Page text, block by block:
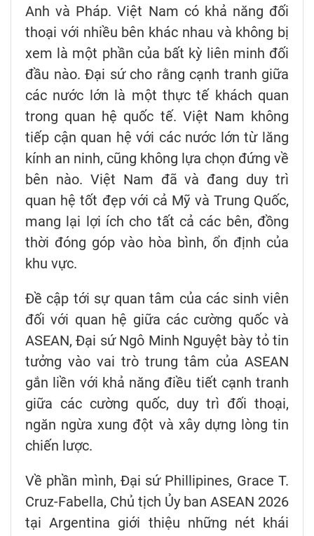
Anh và Pháp. Việt Nam có khả năng đối
thoại với nhiều bên khác nhau và không bị
xem là một phần của bất kỳ liên minh đối
đầu nào. Đại sứ cho rằng cạnh tranh giữa
các nước lớn là một thực tế khách quan
trong quan hệ quốc tế. Việt Nam không
tiếp cận quan hệ với các nước lớn từ lăng
kính an ninh, cũng không lựa chọn đứng về
bên nào. Việt Nam đã và đang duy trì
quan hệ tốt đẹp với cả Mỹ và Trung Quốc,
mang lại lợi ích cho tất cả các bên, đồng
thời đóng góp vào hòa bình, ổn định của
khu vực.
Đề cập tới sự quan tâm của các sinh viên
đối với quan hệ giữa các cường quốc và
ASEAN, Đại sứ Ngô Minh Nguyệt bày tỏ tin
tưởng vào vai trò trung tâm của ASEAN
gắn liền với khả năng điều tiết cạnh tranh
giữa các cường quốc, duy trì đối thoại,
ngăn ngừa xung đột và xây dựng lòng tin
chiến lược.
Về phần mình, Đại sứ Phillipines, Grace T.
Cruz-Fabella, Chủ tịch Ủy ban ASEAN 2026
tại Argentina giới thiệu những nét khái